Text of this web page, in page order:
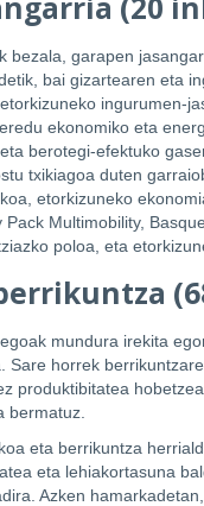
bezala, garapen
bai gizartearen eta
ingurumen-
ekonomiko eta
berotegi-efektuko
txikiagoa duten
etorkizuneko
Multimobility,
poloa, eta
mundura irekita
Sare horrek
produktibitatea
bermatuz.
eta berrikuntza
eta lehiakortasuna
Azken